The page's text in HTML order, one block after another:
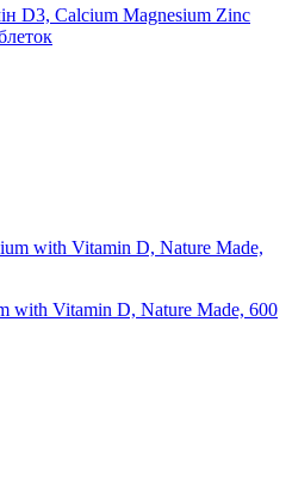
D3, Calcium Magnesium Zinc
with Vitamin D, Nature Made, 600